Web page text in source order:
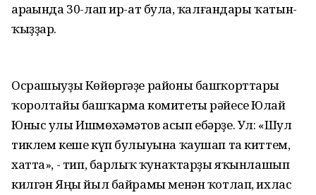
араһында 30-лап ир-ат булһа, ҡалғандары ҡатын-
ҡыҙҙар.
Осрашыуҙы Көйөргәҙе районы башҡорттары
ҡоролтайы башҡарма комитеты рәйесе Юлай
Юныс улы Ишмөхәмәтов асып ебәрҙе. Ул: «Шул
тиклем кеше күп булыуына ҡаушап та киттем,
хатта», - тип, барлыҡ ҡунаҡтарҙы яҡынлашып
килгән Яңы йыл байрамы менән ҡотлап, ихлас